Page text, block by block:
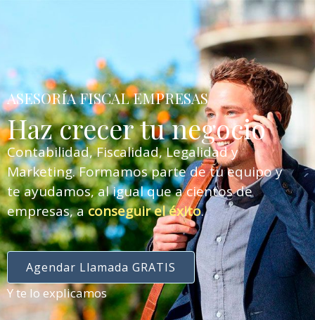
ASESORÍA FISCAL EMPRESAS
Haz crecer tu negocio
Contabilidad, Fiscalidad, Legalidad y
Marketing. Formamos parte de tu equipo y
te ayudamos, al igual que a cientos de
empresas, aconseguir el éxito.
Agendar Llamada GRATIS
Y te lo explicamos